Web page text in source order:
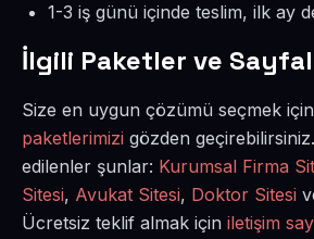
1-3 iş günü içinde teslim, ilk ay
İlgili Paketler ve
Size en uygun çözümü seçmek için
paketlerimizi gözden
edilenler şunlar: Kurumsal Firma
Sitesi, Avukat Sitesi, Doktor Sitesi
Ücretsiz teklif almak için iletişim